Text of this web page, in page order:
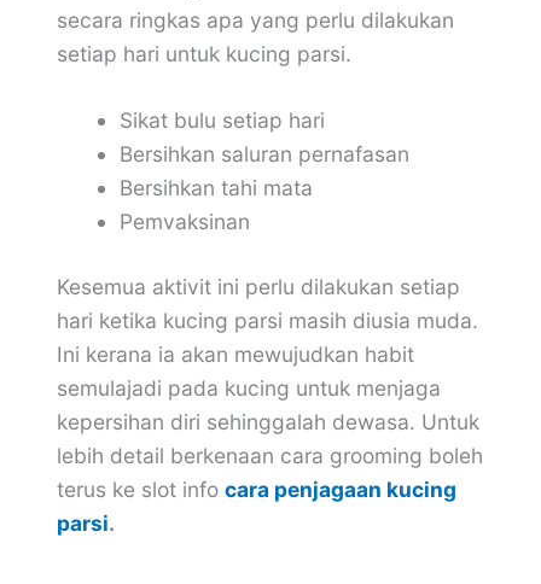
secara ringkas apa yang perlu dilakukan
setiap hari untuk kucing parsi.
Sikat bulu setiap hari
Bersihkan saluran pernafasan
Bersihkan tahi mata
Pemvaksinan
Kesemua aktivit ini perlu dilakukan setiap
hari ketika kucing parsi masih diusia muda.
Ini kerana ia akan mewujudkan habit
semulajadi pada kucing untuk menjaga
kepersihan diri sehinggalah dewasa. Untuk
lebih detail berkenaan cara grooming boleh
terus ke slot infocara penjagaan kucing
parsi.